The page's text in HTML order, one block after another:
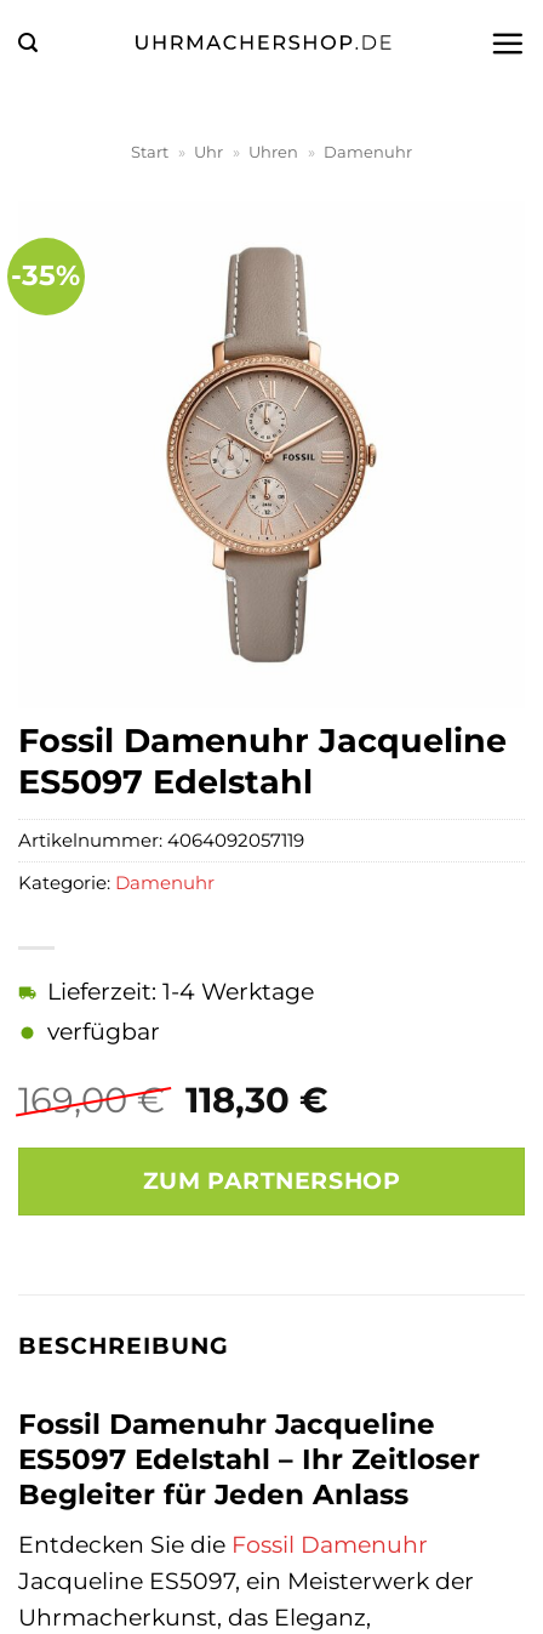
Inhalt
Start » Uhr » Uhren » Damenuhr
-35%
Fossil Damenuhr Jacqueline
ES5097 Edelstahl
169,00€ Ursprünglicher
Preis
war:
169,00 €
118,30 €Aktueller
ist:
118,30 €.
Lieferzeit: 1-4 Werktage
verfügbar
ZUM PARTNERSHOP
Artikelnummer: 4064092057119
Kategorie: Damenuhr
BESCHREIBUNG
Fossil Damenuhr Jacqueline
ES5097 Edelstahl – Ihr Zeitloser
Begleiter für Jeden Anlass
Entdecken Sie die Fossil Damenuhr
Jacqueline ES5097, ein Meisterwerk der
Uhrmacherkunst, das Eleganz,